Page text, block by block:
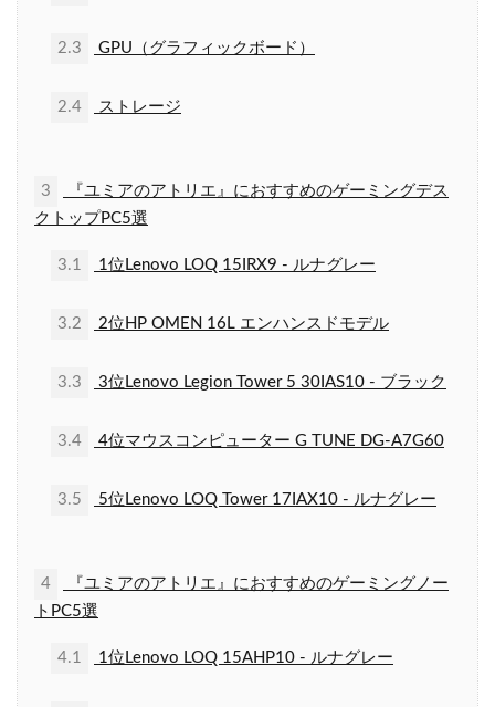
2.3 GPU（グラフィックボード）
2.4 ストレージ
3
『ユミアのアトリエ』におすすめのゲーミングデス
クトップPC5選
3.1 1位Lenovo LOQ 15IRX9 - ルナグレー
3.2 2位HP OMEN 16L エンハンスドモデル
3.3 3位Lenovo Legion Tower 5 30IAS10 - ブラック
3.4 4位マウスコンピューター G TUNE DG-A7G60
3.5 5位Lenovo LOQ Tower 17IAX10 - ルナグレー
4
『ユミアのアトリエ』におすすめのゲーミングノー
トPC5選
4.1 1位Lenovo LOQ 15AHP10 - ルナグレー